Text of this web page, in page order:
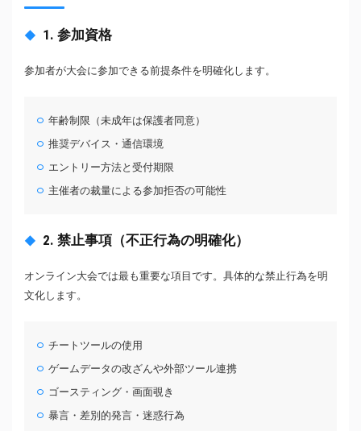
1. 参加資格
参加者が大会に参加できる前提条件を明確化します。
年齢制限（未成年は保護者同意）
推奨デバイス・通信環境
エントリー方法と受付期限
主催者の裁量による参加拒否の可能性
2. 禁止事項（不正行為の明確化）
オンライン大会では最も重要な項目です。具体的な禁止行為を明
文化します。
チートツールの使用
ゲームデータの改ざんや外部ツール連携
ゴースティング・画面覗き
暴言・差別的発言・迷惑行為